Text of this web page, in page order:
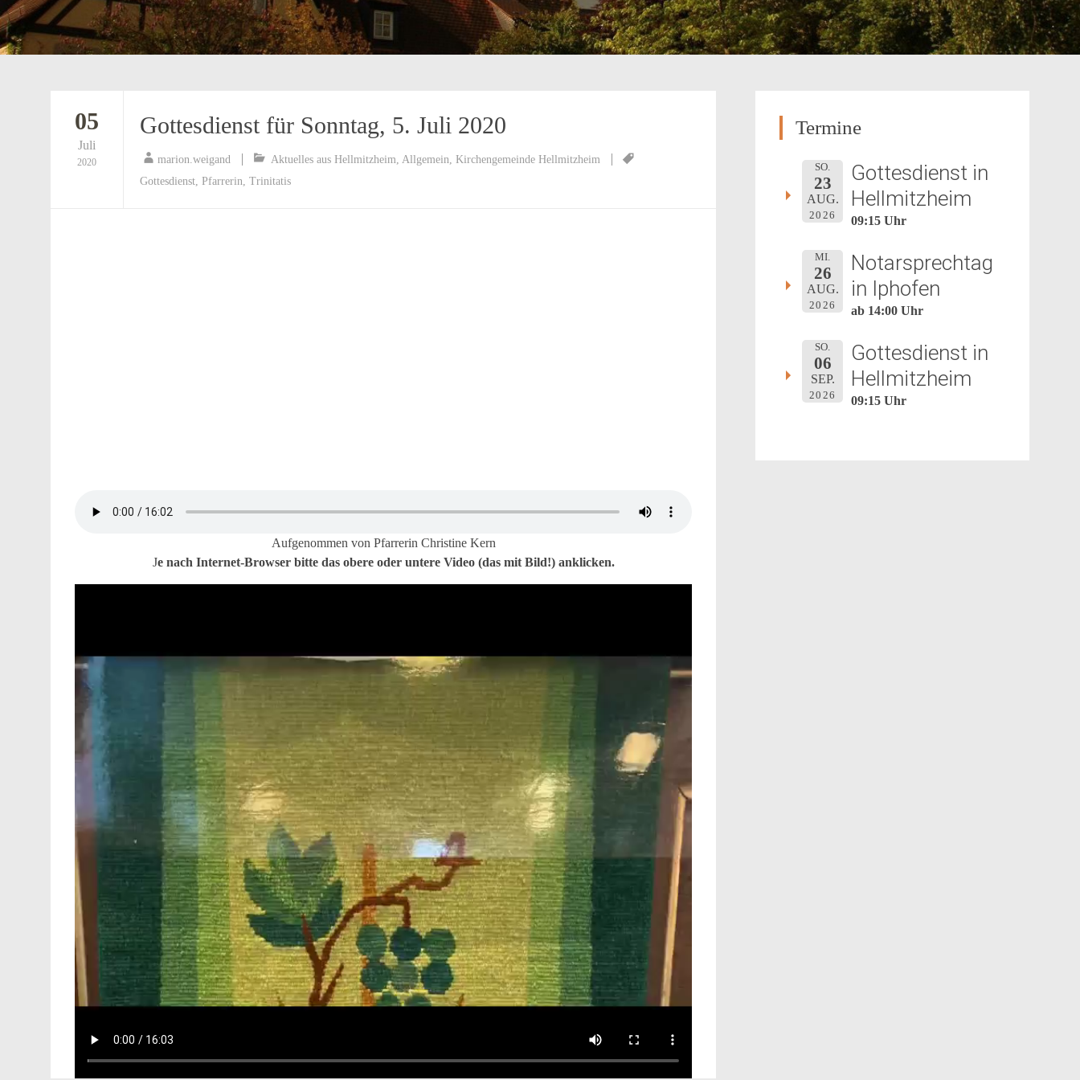
05
Juli
2020
Gottesdienst für Sonntag, 5. Juli 2020
marion.weigand Aktuelles aus Hellmitzheim, Allgemein, Kirchengemeinde Hellmitzheim
Gottesdienst, Pfarrerin, Trinitatis
Aufgenommen von Pfarrerin Christine Kern
Je nach Internet-Browser bitte das obere oder untere Video (das mit Bild!) anklicken.
Termine
SO.
23
AUG.
2026
Gottesdienst in
Hellmitzheim
09:15 Uhr
MI.
26
AUG.
2026
Notarsprechtag
in Iphofen
ab 14:00 Uhr
SO.
06
SEP.
2026
Gottesdienst in
Hellmitzheim
09:15 Uhr